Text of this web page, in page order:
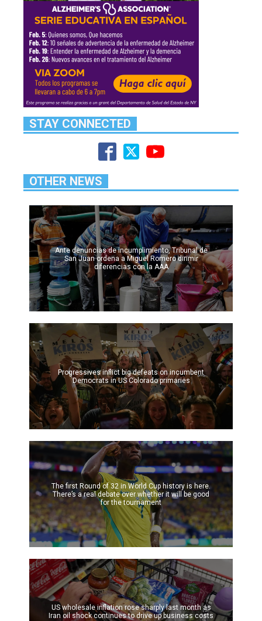
STAY CONNECTED
OTHER NEWS
Ante denuncias de incumplimiento, Tribunal de
San Juan ordena a Miguel Romero dirimir
diferencias con la AAA
Progressives inflict big defeats on incumbent
Democrats in US Colorado primaries
The first Round of 32 in World Cup history is here.
There’s a real debate over whether it will be good
for the tournament
US wholesale inflation rose sharply last month as
Iran oil shock continues to drive up business costs